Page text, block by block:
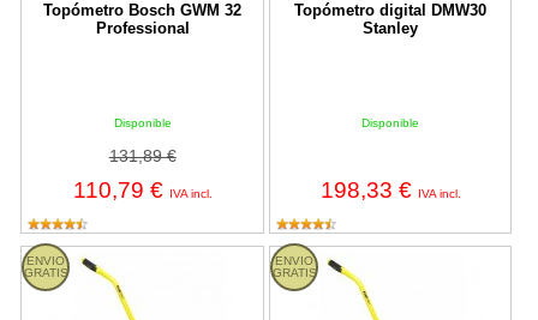
Topómetro Bosch GWM 32
Professional
Disponible
131,89 €
110,79 € IVA incl.
Topómetro digital DMW30
Stanley
Disponible
198,33 € IVA incl.
ENVIO
GRATIS
Topómetro FatMax Profesional - Disco Stanley
ENVIO
GRATIS
Topómetro FatMax Profesional -